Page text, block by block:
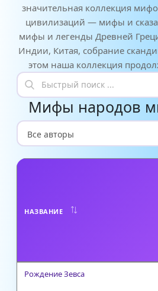
значительная коллекция
цивилизаций — мифы и
мифы и легенды Древней
Индии, Китая, собрание
этом наша коллекция
Мифы народов
НАЗВАНИЕ
Рождение Зевса